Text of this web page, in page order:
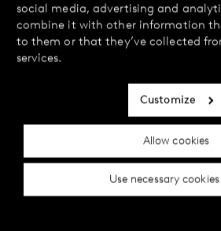
social media, advertising and
combine it with other information
to them or that they’ve collected
services.
Allow cookies
Customize
Use necessary
Tietosuojakäytäntö
Vaihdot ja palautukset
Evästekäytäntö
Evästeasetukset
All rights reserved.